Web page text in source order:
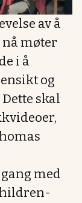
av å
møter
i å
og
skal
med